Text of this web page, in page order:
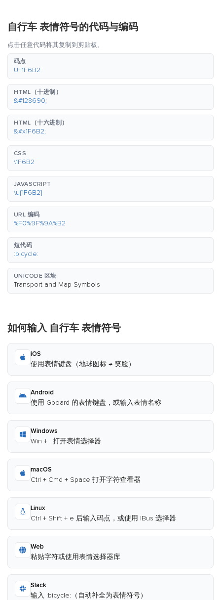
自行车 表情符号的代码与编码
点击任意代码将其复制到剪贴板。
码点
U+1F6B2
HTML（十进制）
&#128690;
HTML（十六进制）
&#x1F6B2;
CSS
\1F6B2
JAVASCRIPT
\u{1F6B2}
URL 编码
%F0%9F%9A%B2
短代码
:bicycle:
UNICODE 区块
Transport and Map Symbols
如何输入 自行车 表情符号
iOS
使用表情键盘（地球图标 → 笑脸）
Android
使用 Gboard 的表情键盘，或输入表情名称
Windows
Win + . 打开表情选择器
macOS
Ctrl + Cmd + Space 打开字符查看器
Linux
Ctrl + Shift + e 后输入码点，或使用 IBus 选择器
Web
粘贴字符或使用表情选择器库
Slack
输入 :bicycle:（自动补全为表情符号）